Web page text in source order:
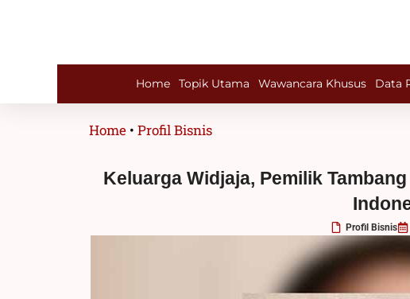
Home Topik Utama Wawancara Khusus Data
Home • Profil Bisnis
Keluarga Widjaja, Pemilik
Profil Bisnis